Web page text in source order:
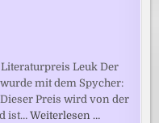
Leuk Der
mit dem Spycher:
Preis wird von der
ist…Weiterlesen …